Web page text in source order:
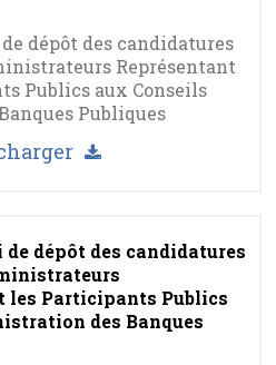
dépôt des candidatures
Représentant
Publics aux Conseils
Publiques
dépôt des candidatures
les Participants Publics
des Banques